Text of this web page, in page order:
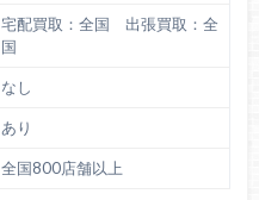
宅配買取：全国 出張買取：全
国
なし
あり
全国800店舗以上